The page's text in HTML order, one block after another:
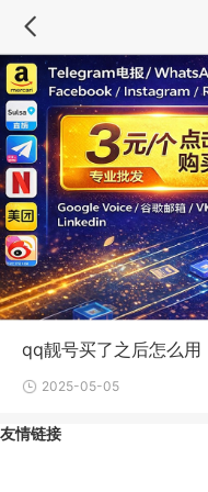
qq靓号买了之后怎么用
2025-05-05
友情链接